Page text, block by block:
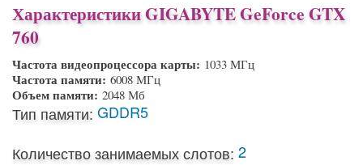
Характеристики GIGABYTE GeForce GTX
760
Частота видеопроцессора карты: 1033 МГц
Частота памяти: 6008 МГц
Объем памяти: 2048 Мб
Тип памяти: GDDR5
Количество занимаемых слотов: 2